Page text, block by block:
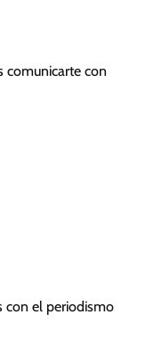
comunicarte con
con el periodismo